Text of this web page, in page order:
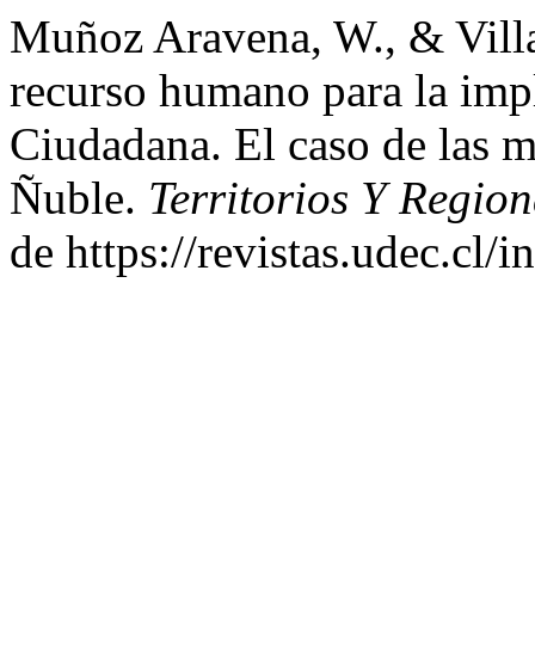
Muñoz Aravena, W., &
recurso humano para la
Ciudadana. El caso de las
Ñuble. Territorios Y
de https://revistas.udec.cl/